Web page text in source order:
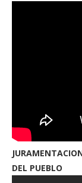
DEL PUEBLO